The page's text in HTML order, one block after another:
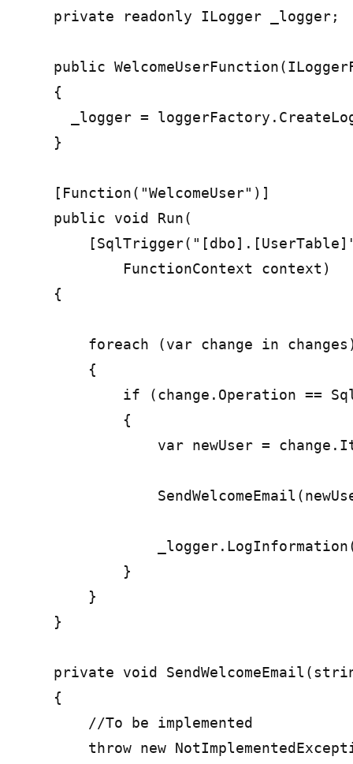
    private readonly ILogger _logger;
public
    {
_logger =
    }
    [Function("WelcomeUser")]
    public void Run(
            FunctionContext context)
    {
foreach (var change in
        {
if (change.Operation ==
            {
var newUser =
            }
        }
    }
private void
    {
        //To be implemented
throw new